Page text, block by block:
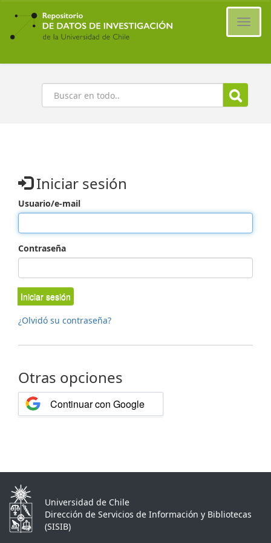
Ir
contenido
principal
Buscar
Iniciar sesión
Usuario/e-mail
Contraseña
Iniciar sesión
¿Olvidó su contraseña?
Otras opciones
Continuar con Google
Universidad de Chile
Dirección de Servicios de Información y Bibliotecas
(SISIB)